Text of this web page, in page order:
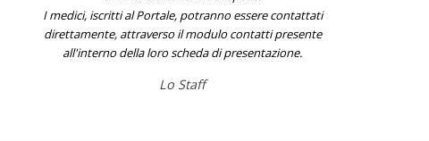
I medici, iscritti al Portale, potranno essere contattati
direttamente, attraverso il modulo contatti presente
all'interno della loro scheda di presentazione.
Lo Staff